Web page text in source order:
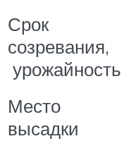
Срок
созревания,
урожайность
Место
высадки